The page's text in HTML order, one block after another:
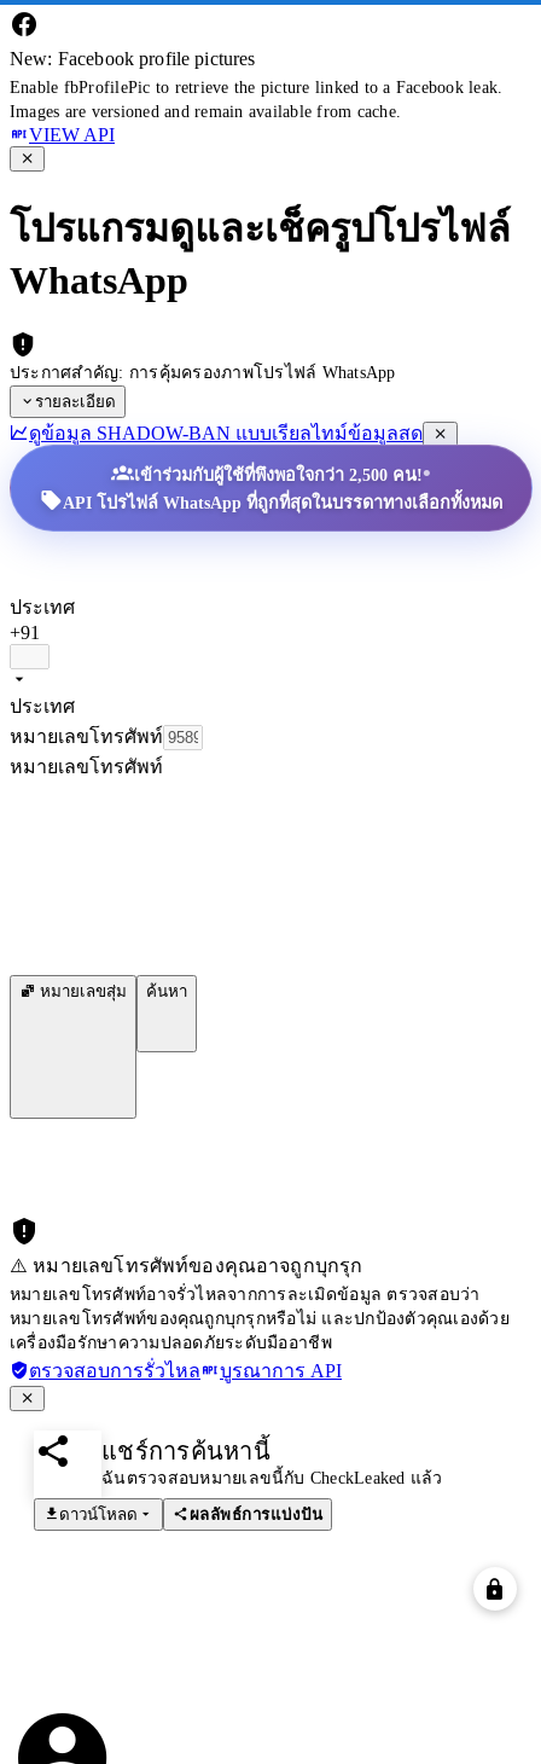
New: Facebook profile pictures
Enable fbProfilePic to retrieve the picture linked to a Facebook leak.
Images are versioned and remain available from cache.
VIEW API
โปรแกรมดูและเช็ครูปโปรไฟล์
WhatsApp
ประกาศสำคัญ: การคุ้มครองภาพโปรไฟล์ WhatsApp
รายละเอียด
ดูข้อมูล SHADOW-BAN แบบเรียลไทม์ข้อมูลสด
เข้าร่วมกับผู้ใช้ที่พึงพอใจกว่า 2,500 คน!•
API โปรไฟล์ WhatsApp ที่ถูกที่สุดในบรรดาทางเลือกทั้งหมด
ประเทศ
+91
ประเทศ
หมายเลขโทรศัพท์
หมายเลขโทรศัพท์
หมายเลขสุ่ม ค้นหา
⚠️ หมายเลขโทรศัพท์ของคุณอาจถูกบุกรุก
หมายเลขโทรศัพท์อาจรั่วไหลจากการละเมิดข้อมูล ตรวจสอบว่า
หมายเลขโทรศัพท์ของคุณถูกบุกรุกหรือไม่ และปกป้องตัวคุณเองด้วย
เครื่องมือรักษาความปลอดภัยระดับมืออาชีพ
ตรวจสอบการรั่วไหล บูรณาการ API
แชร์การค้นหานี้
ฉันตรวจสอบหมายเลขนี้กับ CheckLeaked แล้ว
ดาวน์โหลด
ผลลัพธ์การแบ่งปัน